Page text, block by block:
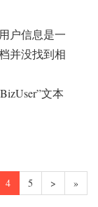
户信息是一
并没找到相
文本
4 5 > »